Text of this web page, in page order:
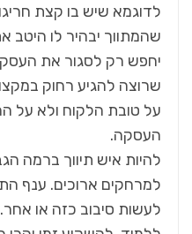
לדוגמא שיש בו קצת
שהמתווך יבהיר לו
יחפש רק לסגור את
שרוצה להגיע רחוק
על טובת הלקוח ולא על
העסקה.
להיות איש תיווך ברמה
למרחקים ארוכים. ענף
לעשות סיבוב כזה או